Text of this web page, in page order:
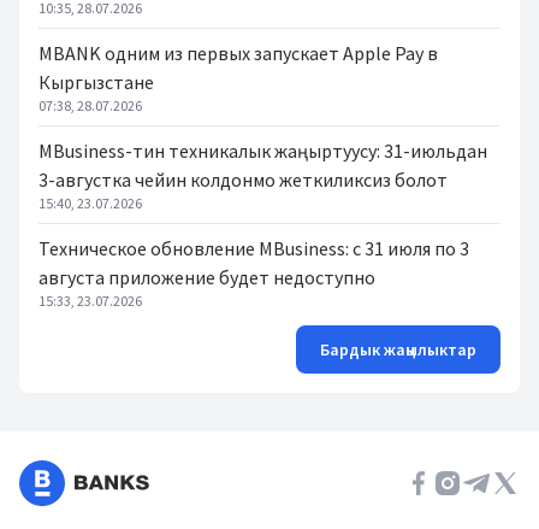
10:35, 28.07.2026
MBANK одним из первых запускает Apple Pay в
Кыргызстане
07:38, 28.07.2026
MBusiness-тин техникалык жаңыртуусу: 31-июльдан
3-августка чейин колдонмо жеткиликсиз болот
15:40, 23.07.2026
Техническое обновление MBusiness: с 31 июля по 3
августа приложение будет недоступно
15:33, 23.07.2026
Бардык жаңылыктар